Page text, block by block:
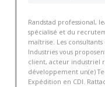
Randstad professional,
spécialisé et du
maîtrise. Les
Industries vous
client, acteur industriel
développement un(e)
Expédition en CDI.